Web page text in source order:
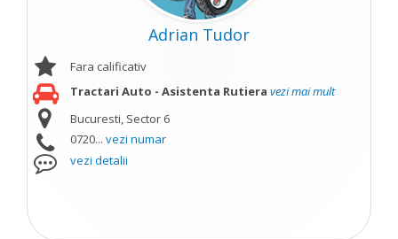
Adrian Tudor
Fara calificativ
Tractari Auto - Asistenta Rutiera vezi mai mult
Bucuresti, Sector 6
0720... vezi numar
vezi detalii